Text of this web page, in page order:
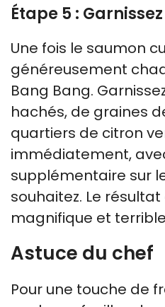
Étape 5 :
Une fois le saumon
généreusement
Bang Bang.
hachés, de graines
quartiers de citron
immédiatement,
supplémentaire sur
souhaitez. Le
magnifique et
Astuce du chef
Pour une touche de